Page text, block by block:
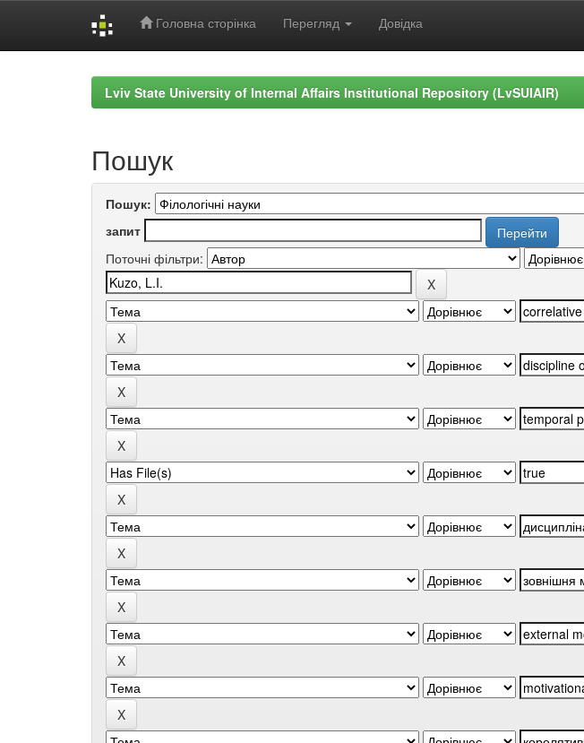
Головна сторінка Перегляд Довідка
Lviv State University of Internal Affairs Institutional Repository (LvSUIAIR)
Пошук
Пошук:
запит
Поточні фільтри: